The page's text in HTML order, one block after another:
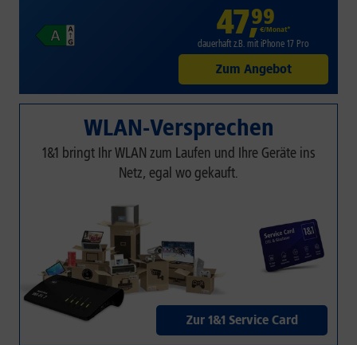
47,99
€/Monat*
dauerhaft z.B. mit iPhone 17 Pro
Zum Angebot
WLAN-Versprechen
1&1 bringt Ihr WLAN zum Laufen und Ihre Geräte ins
Netz, egal wo gekauft.
Zur 1&1 Service Card